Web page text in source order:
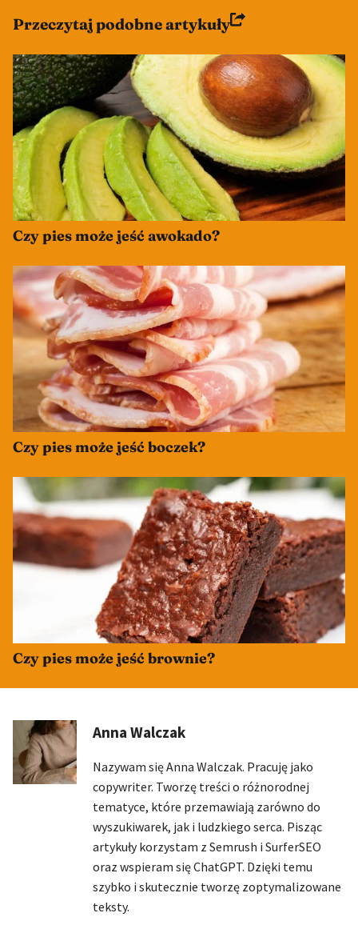
Przeczytaj podobne artykuły
Czy pies może jeść awokado?
Czy pies może jeść boczek?
Czy pies może jeść brownie?
Anna Walczak
Nazywam się Anna Walczak. Pracuję jako
copywriter. Tworzę treści o różnorodnej
tematyce, które przemawiają zarówno do
wyszukiwarek, jak i ludzkiego serca. Pisząc
artykuły korzystam z Semrush i SurferSEO
oraz wspieram się ChatGPT. Dzięki temu
szybko i skutecznie tworzę zoptymalizowane
teksty.